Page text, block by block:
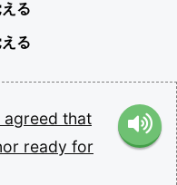
る
る
agreed that
ready for